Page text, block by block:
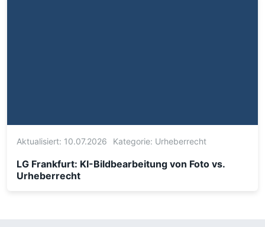
Aktualisiert: 10.07.2026 Kategorie: Urheberrecht
LG Frankfurt: KI-Bildbearbeitung von Foto vs.
Urheberrecht